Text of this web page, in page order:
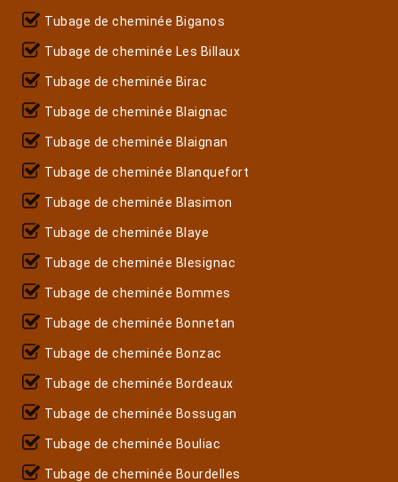
Tubage de cheminée Biganos
Tubage de cheminée Les Billaux
Tubage de cheminée Birac
Tubage de cheminée Blaignac
Tubage de cheminée Blaignan
Tubage de cheminée Blanquefort
Tubage de cheminée Blasimon
Tubage de cheminée Blaye
Tubage de cheminée Blesignac
Tubage de cheminée Bommes
Tubage de cheminée Bonnetan
Tubage de cheminée Bonzac
Tubage de cheminée Bordeaux
Tubage de cheminée Bossugan
Tubage de cheminée Bouliac
Tubage de cheminée Bourdelles